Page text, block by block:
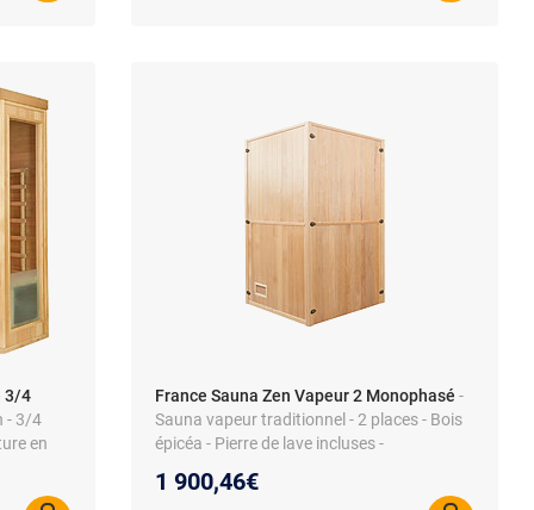
3/4
- 3/4
en
France Sauna Zen Vapeur 2 Monophasé -
Sauna vapeur traditionnel - 2 places - Bois
épicéa - Pierre de lave incluses -
1 900,46€